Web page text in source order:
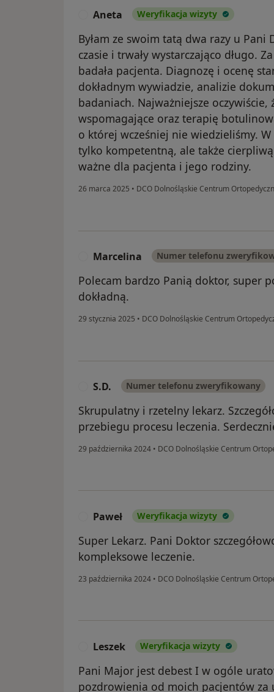
Aneta Weryfikacja wizyty
Byłam ze swoim tatą dwa razy u Pani
czasie i trwały wystarczająco długo.
badała pacjenta. Diagnozę i ocenę
dokładnym wywiadzie, analizie
badaniach. Najważniejsze oczywiście,
wspomagające oraz terapię
o której wcześniej nie wiedzieliśmy.
tylko kompetentną, ale także
ważne dla pacjenta i jego rodziny.
26 marca 2025 • DCO Dolnośląskie Centrum
Marcelina Numer telefonu
Polecam bardzo Panią doktor, super
dokładną.
29 stycznia 2025 • DCO Dolnośląskie Centrum
S.D. Numer telefonu zweryfikowany
Skrupulatny i rzetelny lekarz.
przebiegu procesu leczenia.
29 października 2024 • DCO Dolnośląskie Centrum
Paweł Weryfikacja wizyty
Super Lekarz. Pani Doktor
kompleksowe leczenie.
23 października 2024 • DCO Dolnośląskie Centrum
Leszek Weryfikacja wizyty
Pani Major jest debest I w ogóle
pozdrowienia od moich pacjentów